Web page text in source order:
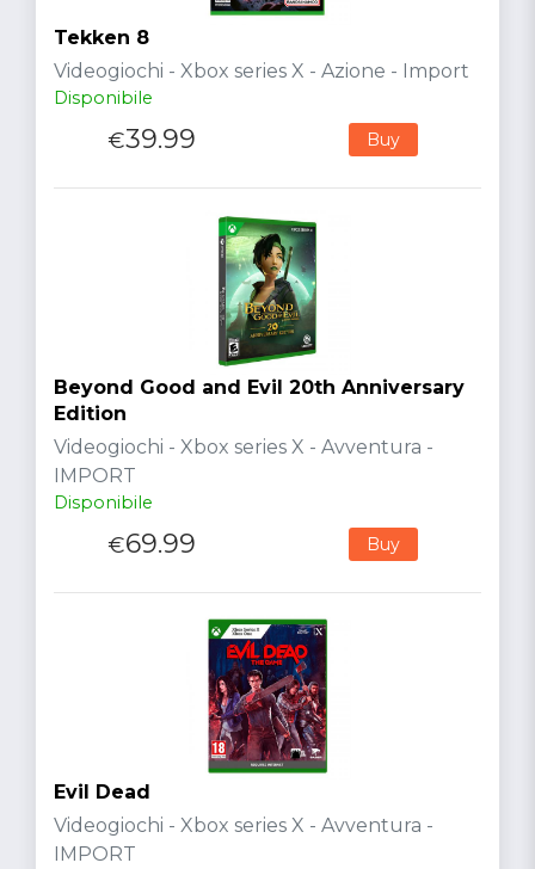
Tekken 8
Videogiochi - Xbox series X - Azione - Import
Disponibile
€39.99 Buy
Beyond Good and Evil 20th Anniversary
Edition
Videogiochi - Xbox series X - Avventura -
IMPORT
Disponibile
€69.99 Buy
Evil Dead
Videogiochi - Xbox series X - Avventura -
IMPORT